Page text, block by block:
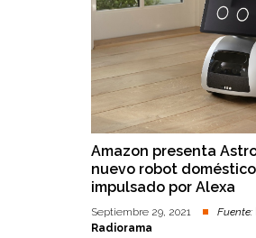
Amazon presenta
nuevo robot doméstico
impulsado por Alexa
Septiembre 29, 2021 Fuente:
Radiorama